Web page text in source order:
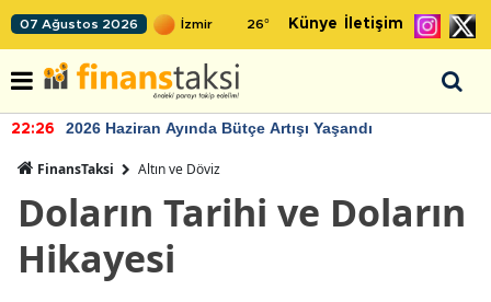
07 Ağustos 2026 26° Künye İletişim
22:26 2026 Haziran Ayında Bütçe Artışı Yaşandı
FinansTaksi Altın ve Döviz
Doların Tarihi ve Doların
Hikayesi